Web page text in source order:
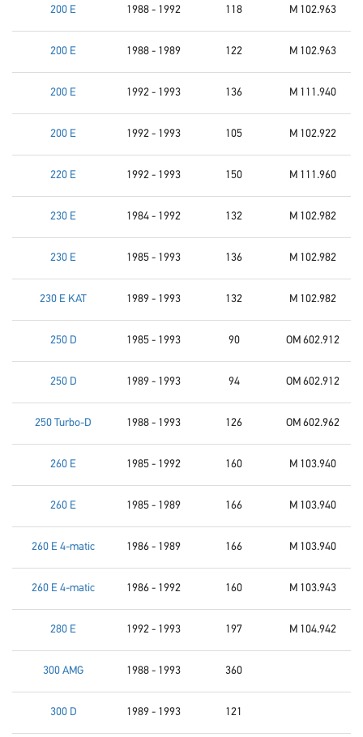
200 E 1988 - 1992 118 M 102.963
200 E 1988 - 1989 122 M 102.963
200 E 1992 - 1993 136 M 111.940
200 E 1992 - 1993 105 M 102.922
220 E 1992 - 1993 150 M 111.960
230 E 1984 - 1992 132 M 102.982
230 E 1985 - 1993 136 M 102.982
230 E KAT 1989 - 1993 132 M 102.982
250 D 1985 - 1993 90 OM 602.912
250 D 1989 - 1993 94 OM 602.912
250 Turbo-D 1988 - 1993 126 OM 602.962
260 E 1985 - 1992 160 M 103.940
260 E 1985 - 1989 166 M 103.940
260 E 4-matic 1986 - 1989 166 M 103.940
260 E 4-matic 1986 - 1992 160 M 103.943
280 E 1992 - 1993 197 M 104.942
300 AMG 1988 - 1993 360
300 D 1989 - 1993 121